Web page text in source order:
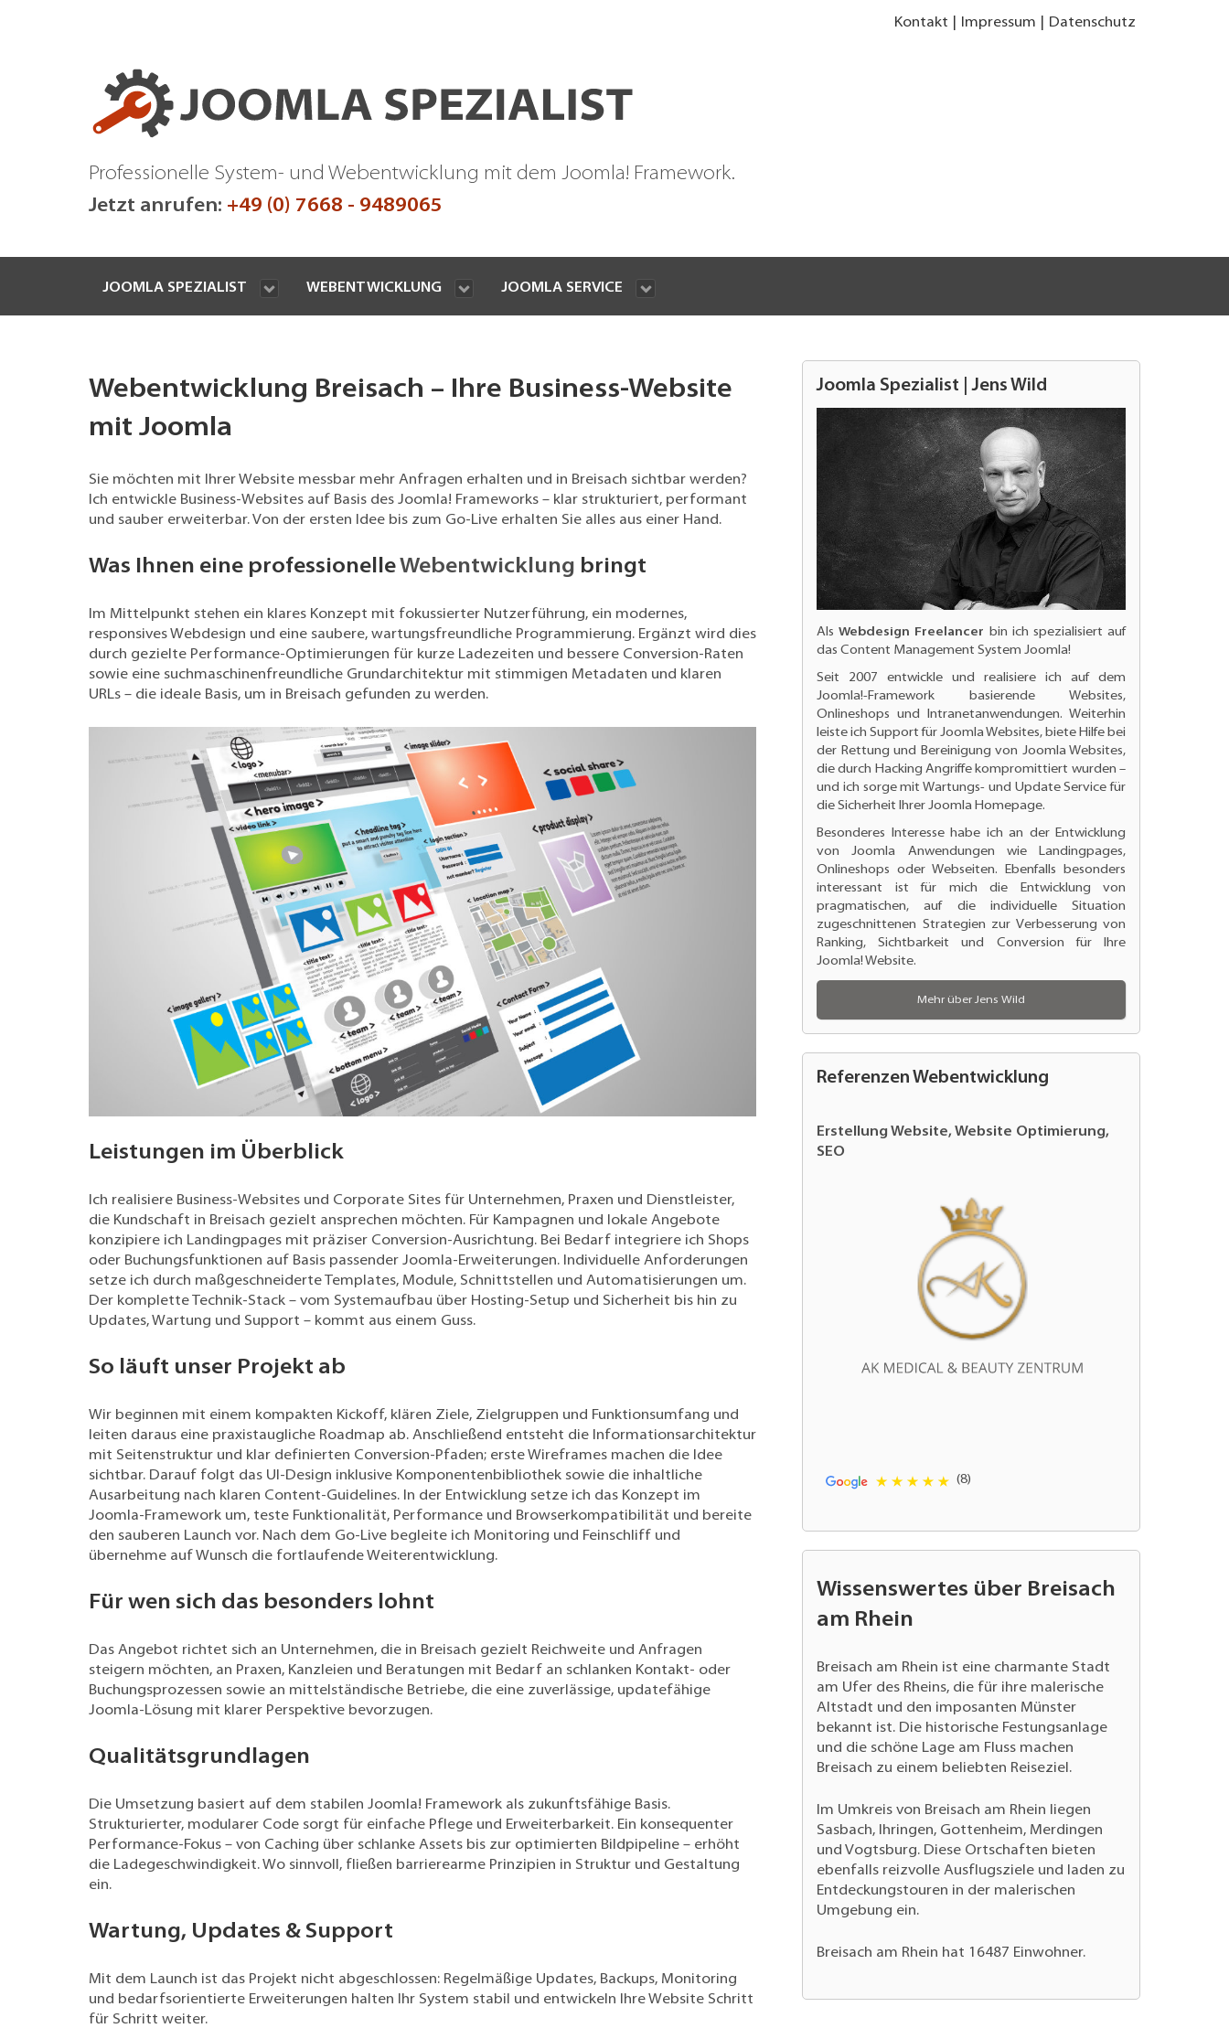
Kontakt Impressum Datenschutz
Professionelle System- und Webentwicklung mit dem Joomla! Framework.
Jetzt anrufen: +49 (0) 7668 - 9489065
JOOMLA SPEZIALIST WEBENTWICKLUNG JOOMLA SERVICE
Webentwicklung Breisach – Ihre Business-Website
mit Joomla
Sie möchten mit Ihrer Website messbar mehr Anfragen erhalten und in Breisach sichtbar werden?
Ich entwickle Business-Websites auf Basis des Joomla! Frameworks – klar strukturiert, performant
und sauber erweiterbar. Von der ersten Idee bis zum Go-Live erhalten Sie alles aus einer Hand.
Was Ihnen eine professionelleWebentwicklung bringt
Im Mittelpunkt stehen ein klares Konzept mit fokussierter Nutzerführung, ein modernes,
responsivesWebdesign und eine saubere, wartungsfreundliche Programmierung. Ergänzt wird dies
durch gezielte Performance-Optimierungen für kurze Ladezeiten und bessere Conversion-Raten
sowie eine suchmaschinenfreundliche Grundarchitektur mit stimmigen Metadaten und klaren
URLs – die ideale Basis, um in Breisach gefunden zu werden.
Leistungen im Überblick
Ich realisiere Business-Websites und Corporate Sites für Unternehmen, Praxen und Dienstleister,
die Kundschaft in Breisach gezielt ansprechen möchten. Für Kampagnen und lokale Angebote
konzipiere ich Landingpages mit präziser Conversion-Ausrichtung. Bei Bedarf integriere ich Shops
oder Buchungsfunktionen auf Basis passender Joomla-Erweiterungen. Individuelle Anforderungen
setze ich durch maßgeschneiderte Templates, Module, Schnittstellen und Automatisierungen um.
Der komplette Technik-Stack – vom Systemaufbau über Hosting-Setup und Sicherheit bis hin zu
Updates, Wartung und Support – kommt aus einem Guss.
So läuft unser Projekt ab
Wir beginnen mit einem kompakten Kickoff, klären Ziele, Zielgruppen und Funktionsumfang und
leiten daraus eine praxistaugliche Roadmap ab. Anschließend entsteht die Informationsarchitektur
mit Seitenstruktur und klar definierten Conversion-Pfaden; erste Wireframes machen die Idee
sichtbar. Darauf folgt das UI-Design inklusive Komponentenbibliothek sowie die inhaltliche
Ausarbeitung nach klaren Content-Guidelines. In der Entwicklung setze ich das Konzept im
Joomla-Framework um, teste Funktionalität, Performance und Browserkompatibilität und bereite
den sauberen Launch vor. Nach dem Go-Live begleite ich Monitoring und Feinschliff und
übernehme auf Wunsch die fortlaufende Weiterentwicklung.
Für wen sich das besonders lohnt
Das Angebot richtet sich an Unternehmen, die in Breisach gezielt Reichweite und Anfragen
steigern möchten, an Praxen, Kanzleien und Beratungen mit Bedarf an schlanken Kontakt- oder
Buchungsprozessen sowie an mittelständische Betriebe, die eine zuverlässige, updatefähige
Joomla-Lösung mit klarer Perspektive bevorzugen.
Qualitätsgrundlagen
Die Umsetzung basiert auf dem stabilen Joomla! Framework als zukunftsfähige Basis.
Strukturierter, modularer Code sorgt für einfache Pflege und Erweiterbarkeit. Ein konsequenter
Performance-Fokus – von Caching über schlanke Assets bis zur optimierten Bildpipeline – erhöht
die Ladegeschwindigkeit. Wo sinnvoll, fließen barrierearme Prinzipien in Struktur und Gestaltung
ein.
Wartung, Updates & Support
Mit dem Launch ist das Projekt nicht abgeschlossen: Regelmäßige Updates, Backups, Monitoring
und bedarfsorientierte Erweiterungen halten Ihr System stabil und entwickeln Ihre Website Schritt
für Schritt weiter.
Joomla Spezialist | Jens Wild
AlsWebdesign Freelancer bin ich spezialisiert auf
das Content Management System Joomla!
Seit 2007 entwickle und realisiere ich auf dem
Joomla!-Framework basierende Websites,
Onlineshops und Intranetanwendungen. Weiterhin
leiste ich Support für Joomla Websites, biete Hilfe bei
der Rettung und Bereinigung von Joomla Websites,
die durch Hacking Angriffe kompromittiert wurden –
und ich sorge mit Wartungs- und Update Service für
die Sicherheit Ihrer Joomla Homepage.
Besonderes Interesse habe ich an der Entwicklung
von Joomla Anwendungen wie Landingpages,
Onlineshops oder Webseiten. Ebenfalls besonders
interessant ist für mich die Entwicklung von
pragmatischen, auf die individuelle Situation
zugeschnittenen Strategien zur Verbesserung von
Ranking, Sichtbarkeit und Conversion für Ihre
Joomla! Website.
Mehr über Jens Wild
Referenzen Webentwicklung
Website Relaunch, Website Optimierung,
SEO
Erstellung Website, Website Optimierung,
SEO
Erstellung Website und Optimierung
Website Relaunch und Performance
Optimierung
Website Relaunch und Website
Optimierung
Website Entwicklung und Programmierung
Entwicklung der Website
Website Relaunch und SEO Optimierung
Erstellung der Agentur Website
Webentwicklung, Individual
Programmierungen
Erstellung Website für Anwaltskanzlei
Programmierung Joomla Template
(8)
Wissenswertes über Breisach
am Rhein
Breisach am Rhein ist eine charmante Stadt
am Ufer des Rheins, die für ihre malerische
Altstadt und den imposanten Münster
bekannt ist. Die historische Festungsanlage
und die schöne Lage am Fluss machen
Breisach zu einem beliebten Reiseziel.
Im Umkreis von Breisach am Rhein liegen
Sasbach, Ihringen, Gottenheim, Merdingen
und Vogtsburg. Diese Ortschaften bieten
ebenfalls reizvolle Ausflugsziele und laden zu
Entdeckungstouren in der malerischen
Umgebung ein.
Breisach am Rhein hat 16487 Einwohner.